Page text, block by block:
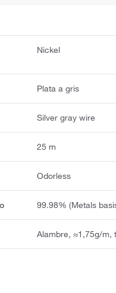
Nickel
Plata a gris
Silver gray wire
25 m
Odorless
99.98% (Metals
Alambre, ≈1,75g/m,